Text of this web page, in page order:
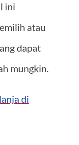
ini
atau
dapat
mungkin.
di